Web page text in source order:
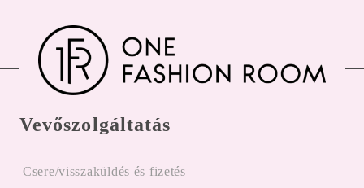
Vevőszolgáltatás
Csere/visszaküldés és fizetés